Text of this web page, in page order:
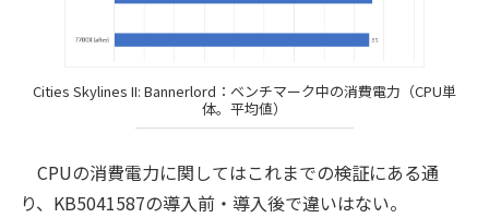
Cities Skylines II: Bannerlord：ベンチマーク中の消費電力（CPU単
体。平均値）
CPUの消費電力に関してはこれまでの検証にある通
り、KB5041587の導入前・導入後で違いはない。